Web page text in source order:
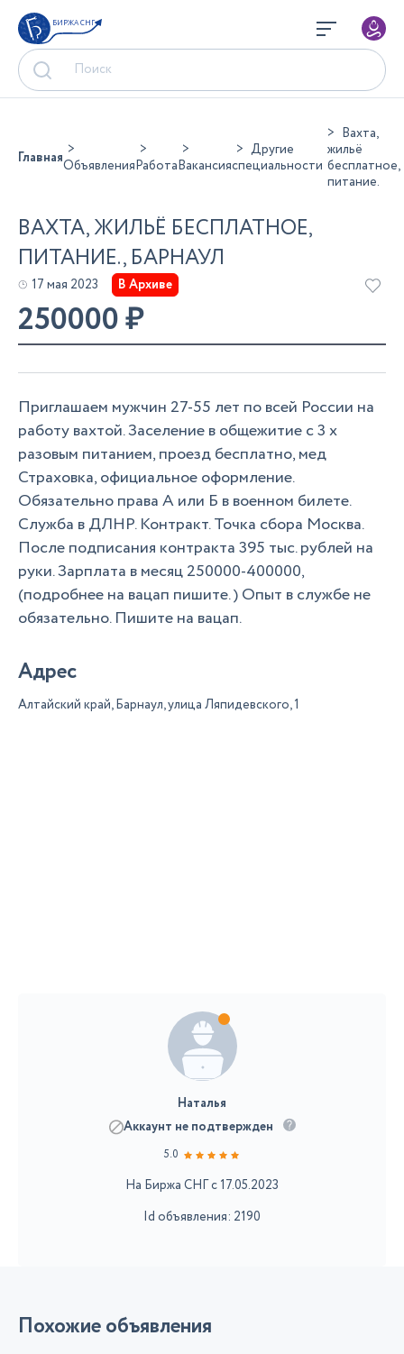
БИРЖА СНГ
ГлавнаяОбъявленияРаботаВакансия
Другие
специальности
Вахта,
жильё
бесплатное,
питание.
ВАХТА, ЖИЛЬЁ БЕСПЛАТНОЕ,
ПИТАНИЕ., БАРНАУЛ
17 мая 2023 В Архиве
250000₽
Приглашаем мужчин 27-55 лет по всей России на
работу вахтой. Заселение в общежитие с 3 х
разовым питанием, проезд бесплатно, мед
Страховка, официальное оформление.
Обязательно права А или Б в военном билете.
Служба в ДЛНР. Контракт. Точка сбора Москва.
После подписания контракта 395 тыс. рублей на
руки. Зарплата в месяц 250000-400000,
(подробнее на вацап пишите. ) Опыт в службе не
обязательно. Пишите на вацап.
Адрес
Алтайский край, Барнаул, улица Ляпидевского, 1
Наталья
Аккаунт не подтвержден
5.0
На Биржа СНГ с 17.05.2023
Id объявления: 2190
Похожие объявления